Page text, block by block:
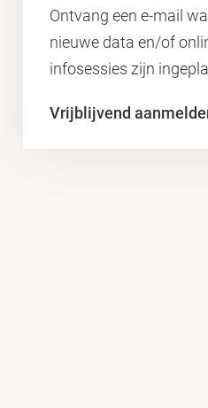
Ontvang een e-mail
nieuwe data en/of
infosessies zijn
Vrijblijvend